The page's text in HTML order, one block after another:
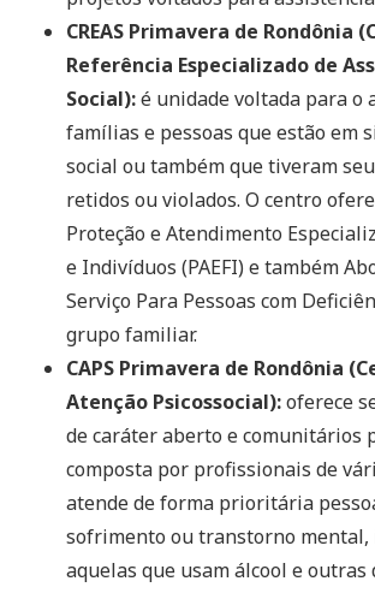
CREAS Primavera de Rondônia
Referência Especializado de
Social):é unidade voltada para o
famílias e pessoas que estão em
social ou também que tiveram
retidos ou violados. O centro
Proteção e Atendimento
e Indivíduos (PAEFI) e também
Serviço Para Pessoas com
grupo familiar.
CAPS Primavera de Rondônia
Atenção Psicossocial):oferece
de caráter aberto e comunitários
composta por profissionais de
atende de forma prioritária
sofrimento ou transtorno mental,
aquelas que usam álcool e outras